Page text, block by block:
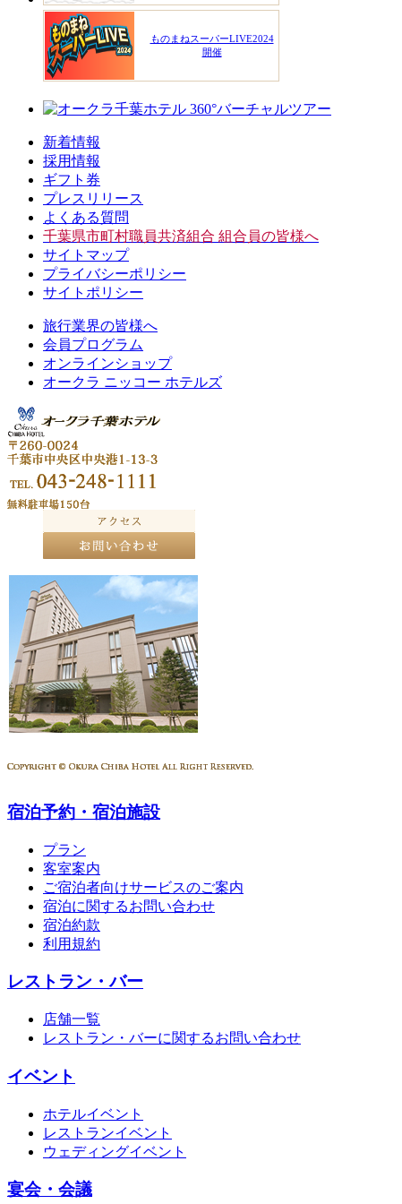
ものまねスーパーLIVE2024
開催
新着情報
採用情報
ギフト券
プレスリリース
よくある質問
千葉県市町村職員共済組合 組合員の皆様へ
サイトマップ
プライバシーポリシー
サイトポリシー
旅行業界の皆様へ
会員プログラム
オンラインショップ
オークラ ニッコー ホテルズ
宿泊予約・宿泊施設
プラン
客室案内
ご宿泊者向けサービスのご案内
宿泊に関するお問い合わせ
宿泊約款
利用規約
レストラン・バー
店舗一覧
レストラン・バーに関するお問い合わせ
イベント
ホテルイベント
レストランイベント
ウェディングイベント
宴会・会議